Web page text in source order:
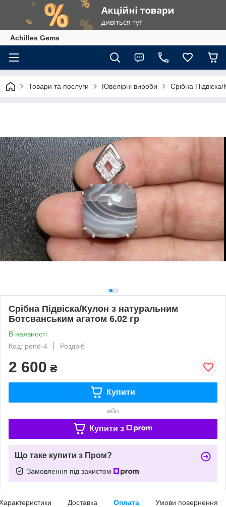
Achilles Gems
Товари та послуги Ювелірні вироби Срібна
Срібна Підвіска/Кулон з натуральним
Ботсванським агатом 6.02 гр
В наявності
Код: pend-4
Роздріб
2 600 ₴
Купити
або
Купити з
Що таке купити з Пром?
Замовлення під захистом
Доставка Оплата Умови повернення